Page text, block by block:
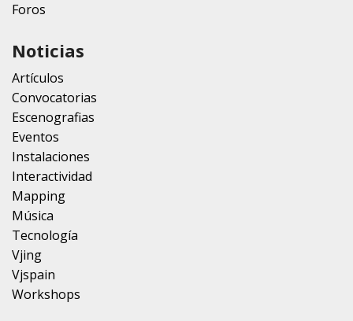
Foros
Noticias
Artículos
Convocatorias
Escenografias
Eventos
Instalaciones
Interactividad
Mapping
Música
Tecnología
Vjing
Vjspain
Workshops